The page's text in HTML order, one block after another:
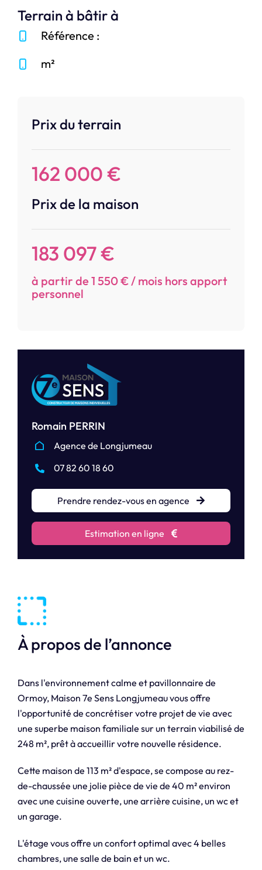
Prix du terrain
162 000 €
Prix de la maison
183 097 €
à partir de 1 550 € / mois hors apport
personnel
Romain PERRIN
Agence de Longjumeau
07 82 60 18 60
Prendre rendez-vous en agence
Estimation en ligne
Terrain à bâtir à
Référence :
m²
À propos de l’annonce
Dans l'environnement calme et pavillonnaire de
Ormoy, Maison 7e Sens Longjumeau vous offre
l'opportunité de concrétiser votre projet de vie avec
une superbe maison familiale sur un terrain viabilisé de
248 m², prêt à accueillir votre nouvelle résidence.
Cette maison de 113 m² d'espace, se compose au rez-
de-chaussée une jolie pièce de vie de 40 m² environ
avec une cuisine ouverte, une arrière cuisine, un wc et
un garage.
L'étage vous offre un confort optimal avec 4 belles
chambres, une salle de bain et un wc.